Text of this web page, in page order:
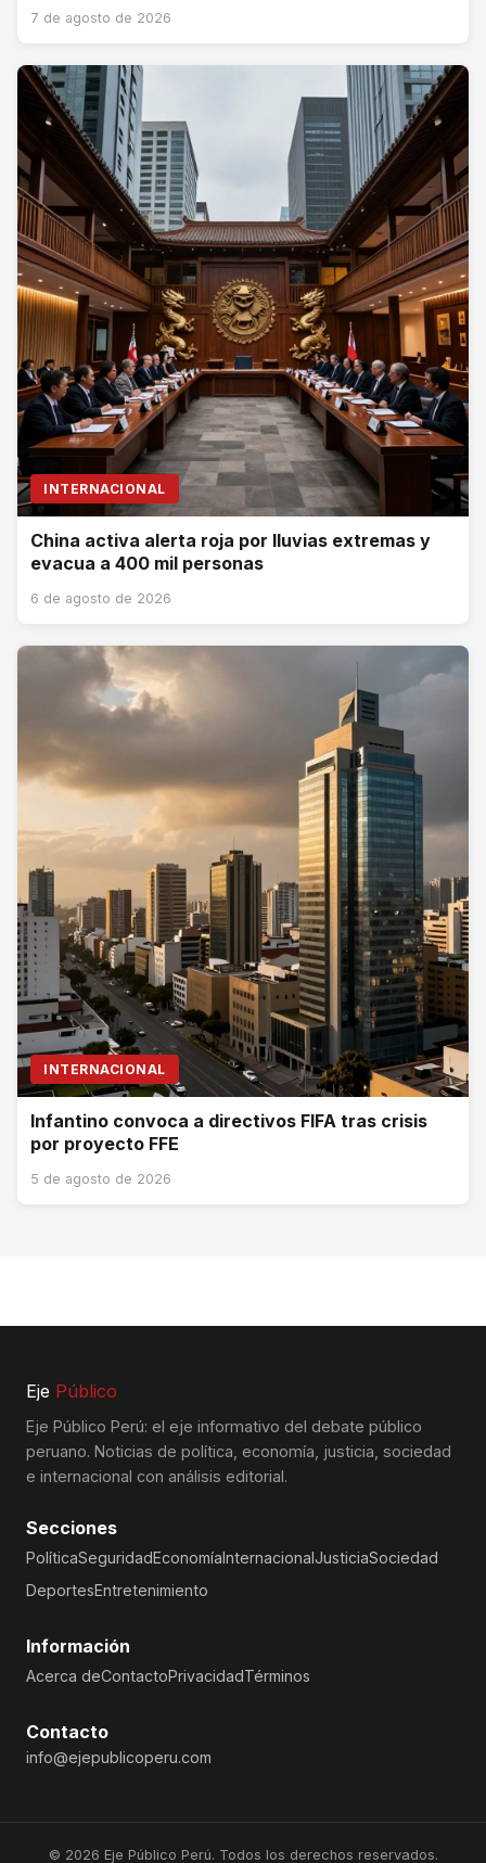
7 de agosto de 2026
INTERNACIONAL
China activa alerta roja por lluvias extremas y
evacua a 400 mil personas
6 de agosto de 2026
INTERNACIONAL
Infantino convoca a directivos FIFA tras crisis
por proyecto FFE
5 de agosto de 2026
Eje Público
Eje Público Perú: el eje informativo del debate público
peruano. Noticias de política, economía, justicia, sociedad
e internacional con análisis editorial.
Secciones
PolíticaSeguridadEconomíaInternacionalJusticiaSociedad
DeportesEntretenimiento
Información
Acerca deContactoPrivacidadTérminos
Contacto
info@ejepublicoperu.com
© 2026 Eje Público Perú. Todos los derechos reservados.